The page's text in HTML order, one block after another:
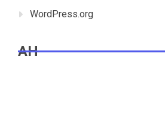
WordPress.org
AH